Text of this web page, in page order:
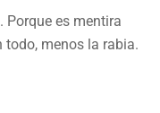
Porque es mentira
todo, menos la rabia.